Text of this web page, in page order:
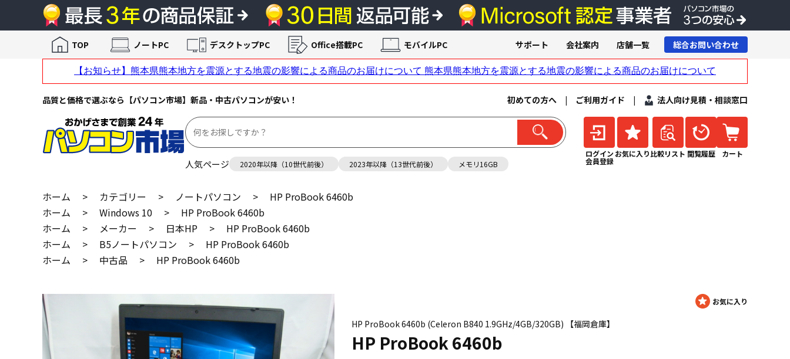
品質と価格で選ぶなら【パソコン市場】新品・中古パソコンが安い！ 初めての方へ | ご利用ガイド | 法人向け見積・相談窓口
人気ページ 2020年以降（10世代前後） 2023年以降（13世代前後） メモリ16GB
ログイン
会員登録
お気に入り 比較リスト 閲覧履歴 カート
TOP ノートPC デスクトップPC Office搭載PC モバイルPC サポート 会社案内 店舗一覧 総合お問い合わせ
ホーム > カテゴリー > ノートパソコン >
HP ProBook 6460b
ホーム
> Windows 10 >
HP ProBook 6460b
ホーム
> メーカー > 日本HP >
HP ProBook 6460b
ホーム
> B5ノートパソコン >
HP ProBook 6460b
ホーム
> 中古品 > HP ProBook 6460b
HP ProBook 6460b (Celeron B840 1.9GHz/4GB/320GB) 【福岡倉庫】
HP ProBook 6460b